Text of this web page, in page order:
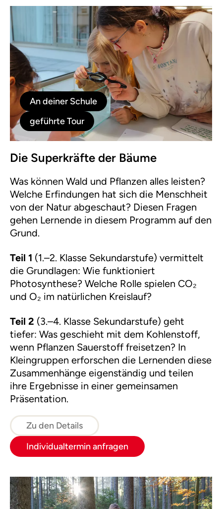
An deiner Schule
geführte Tour
Die Superkräfte der Bäume
Was können Wald und Pflanzen alles leisten?
Welche Erfindungen hat sich die Menschheit
von der Natur abgeschaut? Diesen Fragen
gehen Lernende in diesem Programm auf den
Grund.
Teil 1 (1.–2. Klasse Sekundarstufe) vermittelt
die Grundlagen: Wie funktioniert
Photosynthese? Welche Rolle spielen CO₂
und O₂ im natürlichen Kreislauf?
Teil 2 (3.–4. Klasse Sekundarstufe) geht
tiefer: Was geschieht mit dem Kohlenstoff,
wenn Pflanzen Sauerstoff freisetzen? In
Kleingruppen erforschen die Lernenden diese
Zusammenhänge eigenständig und teilen
ihre Ergebnisse in einer gemeinsamen
Präsentation.
Zu den Details
Individualtermin anfragen